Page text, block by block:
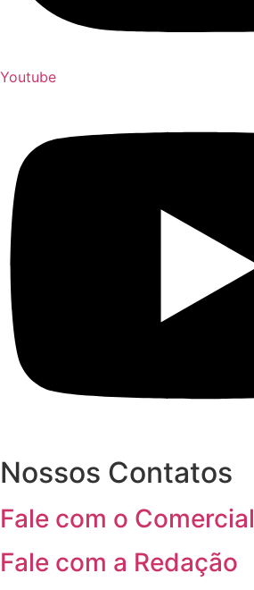
Youtube
Nossos Contatos
Fale com o Comercial
Fale com a Redação